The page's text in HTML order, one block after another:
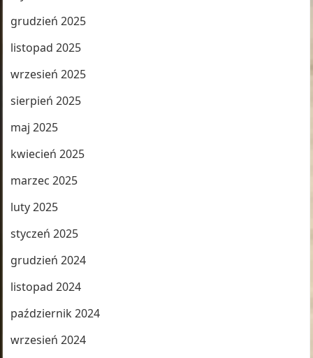
grudzień 2025
listopad 2025
wrzesień 2025
sierpień 2025
maj 2025
kwiecień 2025
marzec 2025
luty 2025
styczeń 2025
grudzień 2024
listopad 2024
październik 2024
wrzesień 2024